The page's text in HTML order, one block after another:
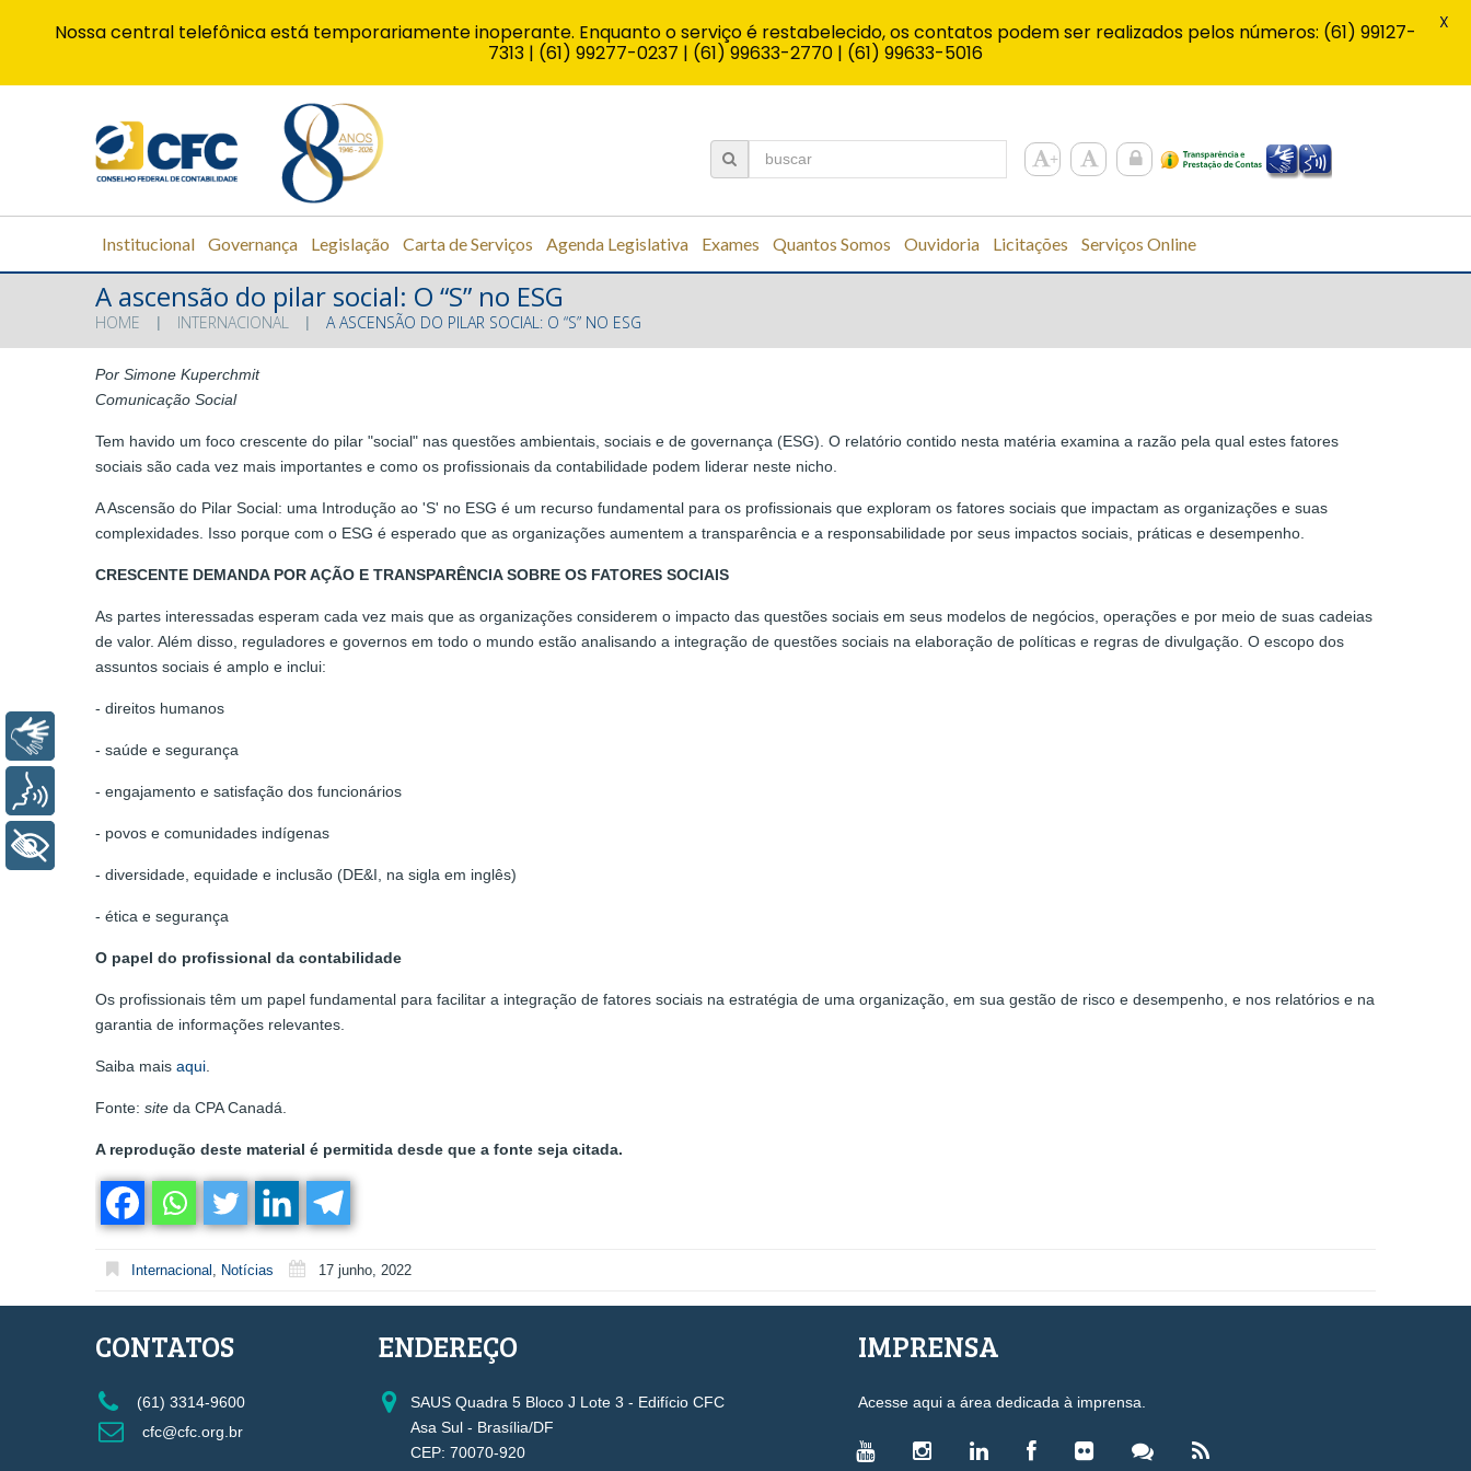
Institucional Governança Legislação Carta de Serviços Agenda Legislativa Exames Quantos Somos Ouvidoria Licitações Serviços Online
A ascensão do pilar social: O “S” no ESG
HOME INTERNACIONAL A ASCENSÃO DO PILAR SOCIAL: O “S” NO ESG
Por Simone Kuperchmit
Comunicação Social
Tem havido um foco crescente do pilar "social" nas questões ambientais, sociais e de governança (ESG). O relatório contido nesta matéria examina a razão pela qual estes fatores
sociais são cada vez mais importantes e como os profissionais da contabilidade podem liderar neste nicho.
A Ascensão do Pilar Social: uma Introdução ao 'S' no ESG é um recurso fundamental para os profissionais que exploram os fatores sociais que impactam as organizações e suas
complexidades. Isso porque com o ESG é esperado que as organizações aumentem a transparência e a responsabilidade por seus impactos sociais, práticas e desempenho.
CRESCENTE DEMANDA POR AÇÃO E TRANSPARÊNCIA SOBRE OS FATORES SOCIAIS
As partes interessadas esperam cada vez mais que as organizações considerem o impacto das questões sociais em seus modelos de negócios, operações e por meio de suas cadeias
de valor. Além disso, reguladores e governos em todo o mundo estão analisando a integração de questões sociais na elaboração de políticas e regras de divulgação. O escopo dos
assuntos sociais é amplo e inclui:
- direitos humanos
- saúde e segurança
- engajamento e satisfação dos funcionários
- povos e comunidades indígenas
- diversidade, equidade e inclusão (DE&I, na sigla em inglês)
- ética e segurança
O papel do profissional da contabilidade
Os profissionais têm um papel fundamental para facilitar a integração de fatores sociais na estratégia de uma organização, em sua gestão de risco e desempenho, e nos relatórios e na
garantia de informações relevantes.
Saiba mais aqui.
Fonte: site da CPA Canadá.
A reprodução deste material é permitida desde que a fonte seja citada.
Internacional , Notícias 17 junho, 2022
CONTATOS
(61) 3314-9600
cfc@cfc.org.br
ENDEREÇO
SAUS Quadra 5 Bloco J Lote 3 - Edifício CFC
Asa Sul - Brasília/DF
CEP: 70070-920
IMPRENSA
Acesse aqui a área dedicada à imprensa.
Nossa central telefônica está temporariamente inoperante. Enquanto o serviço é restabelecido, os contatos podem ser realizados pelos números: (61) 99127-
7313 | (61) 99277-0237 | (61) 99633-2770 | (61) 99633-5016
X
Voz
+ Acessibilidade